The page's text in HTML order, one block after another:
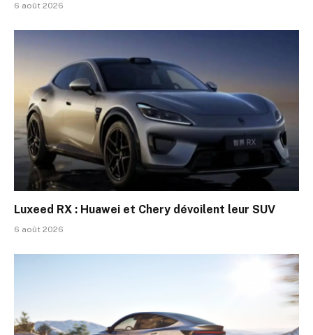
6 août 2026
Luxeed RX : Huawei et Chery dévoilent leur SUV
6 août 2026